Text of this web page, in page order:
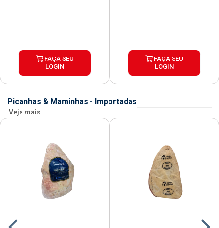
FAÇA SEU
LOGIN
FAÇA SEU
LOGIN
Picanhas & Maminhas - Importadas
Veja mais